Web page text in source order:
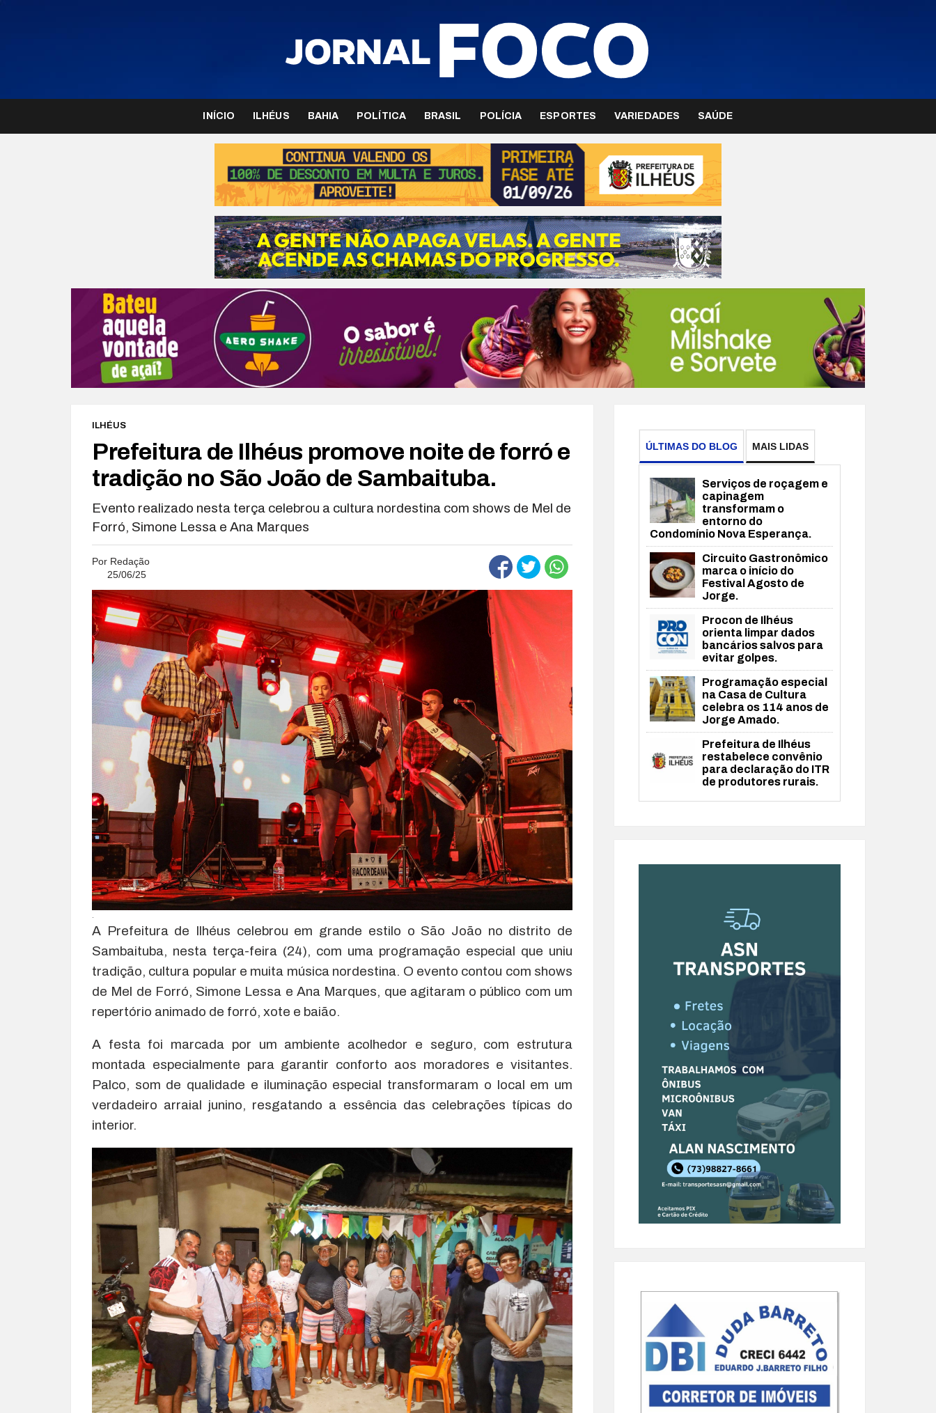
INÍCIO ILHÉUS BAHIA POLÍTICA BRASIL POLÍCIA ESPORTES VARIEDADES SAÚDE
ILHÉUS
Prefeitura de Ilhéus promove noite de forró e
tradição no São João de Sambaituba.
Evento realizado nesta terça celebrou a cultura nordestina com shows de Mel de
Forró, Simone Lessa e Ana Marques
Por Redação
25/06/25
A Prefeitura de Ilhéus celebrou em grande estilo o São João no distrito de
Sambaituba, nesta terça-feira (24), com uma programação especial que uniu
tradição, cultura popular e muita música nordestina. O evento contou com shows
de Mel de Forró, Simone Lessa e Ana Marques, que agitaram o público com um
repertório animado de forró, xote e baião.
A festa foi marcada por um ambiente acolhedor e seguro, com estrutura
montada especialmente para garantir conforto aos moradores e visitantes.
Palco, som de qualidade e iluminação especial transformaram o local em um
verdadeiro arraial junino, resgatando a essência das celebrações típicas do
interior.
ÚLTIMAS DO BLOG MAIS LIDAS
Serviços de roçagem e
capinagem
transformam o
entorno do
Condomínio Nova Esperança.
Circuito Gastronômico
marca o início do
Festival Agosto de
Jorge.
Procon de Ilhéus
orienta limpar dados
bancários salvos para
evitar golpes.
Programação especial
na Casa de Cultura
celebra os 114 anos de
Jorge Amado.
Prefeitura de Ilhéus
restabelece convênio
para declaração do ITR
de produtores rurais.